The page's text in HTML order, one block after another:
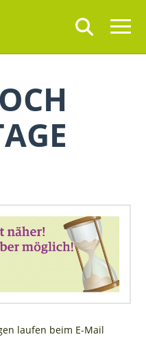
laufen beim E-Mail